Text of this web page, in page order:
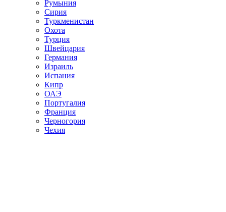
Румыния
Сирия
Туркменистан
Охота
Турция
Швейцария
Германия
Израиль
Испания
Кипр
ОАЭ
Португалия
Франция
Черногория
Чехия